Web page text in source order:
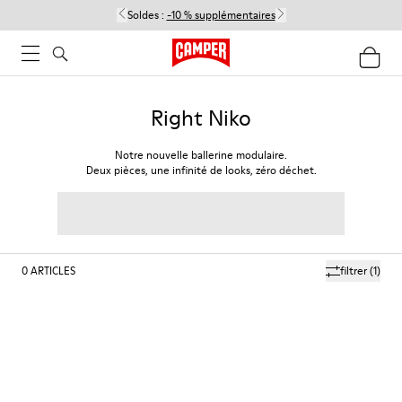
Soldes : -10 % supplémentaires
Right Niko
Notre nouvelle ballerine modulaire.
Deux pièces, une infinité de looks, zéro déchet.
filtrer(1)
0ARTICLES